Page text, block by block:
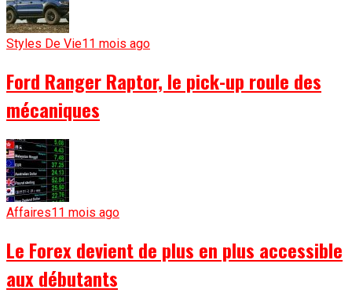
Styles De Vie11 mois ago
Ford Ranger Raptor, le pick-up roule des
mécaniques
Affaires11 mois ago
Le Forex devient de plus en plus accessible
aux débutants